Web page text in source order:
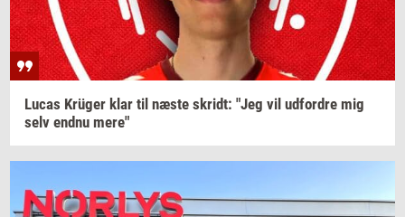
Lucas Krüger klar til næste skridt: "Jeg vil ud­for­dre mig
selv endnu mere"